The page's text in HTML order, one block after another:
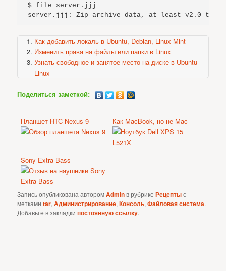
$ file server.jjj
server.jjj: Zip archive data, at least v2.0 to
Как добавить локаль в Ubuntu, Debian, Linux Mint
Изменить права на файлы или папки в Linux
Узнать свободное и занятое место на диске в Ubuntu
Linux
Поделиться заметкой:
Планшет HTC Nexus 9 Как MacBook, но не Mac
Sony Extra Bass
Запись опубликована авторомAdminв рубрикеРецептыс
меткамиtar,Администрирование,Консоль,Файловая система.
Добавьте в закладкипостоянную ссылку.